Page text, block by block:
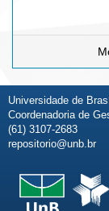
Universidade de
Coordenadoria de
(61) 3107-2683
repositorio@unb.br